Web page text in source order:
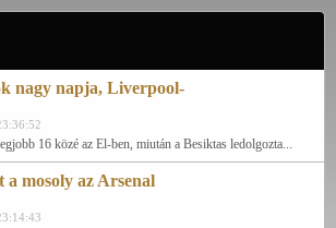
nagy napja, Liverpool-
16 közé az El-ben, miután a Besiktas ledolgozta...
a mosoly az Arsenal